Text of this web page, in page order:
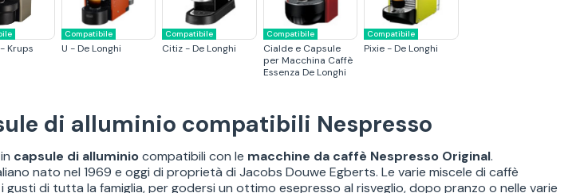
Krups
Compatibile
U - De Longhi
Compatibile
Citiz - De Longhi
Compatibile
Cialde e Capsule
per Macchina Caffè
Essenza De Longhi
Compatibile
Pixie - De Longhi
di alluminio compatibili Nespresso
capsule di alluminiocompatibili con le macchine da caffè Nespresso Original.
nato nel 1969 e oggi di proprietà di Jacobs Douwe Egberts. Le varie miscele di caffè
di tutta la famiglia, per godersi un ottimo esepresso al risveglio, dopo pranzo o nelle varie